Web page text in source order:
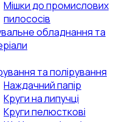
Мішки до промислових
пилососів
обладнання та
та полірування
Наждачний папір
Круги на липучці
Круги пелюсткові